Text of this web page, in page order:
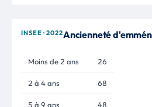
INSEE · 2022Ancienneté
Moins de 2 ans 26
2 à 4 ans 68
5 à 9 ans 48